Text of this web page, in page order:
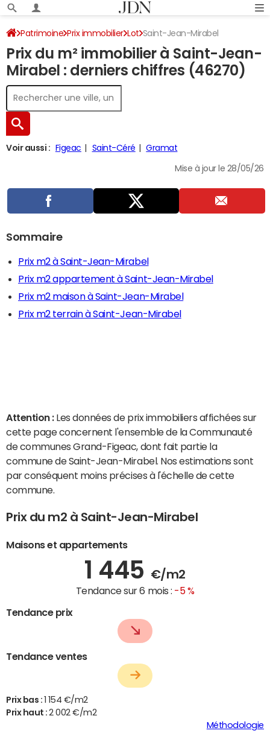
Patrimoine Prix immobilier Lot Saint-Jean-Mirabel
Prix du m² immobilier à Saint-Jean-
Mirabel : derniers chiffres (46270)
Voir aussi : Figeac Saint-Céré Gramat
Mise à jour le 28/05/26
Sommaire
Prix m2 à Saint-Jean-Mirabel
Prix m2 appartement à Saint-Jean-Mirabel
Prix m2 maison à Saint-Jean-Mirabel
Prix m2 terrain à Saint-Jean-Mirabel
Attention : Les données de prix immobiliers affichées sur
cette page concernent l'ensemble de la Communauté
de communes Grand-Figeac, dont fait partie la
commune de Saint-Jean-Mirabel. Nos estimations sont
par conséquent moins précises à l'échelle de cette
commune.
Prix du m2 à Saint-Jean-Mirabel
Maisons et appartements
1 445 €/m2
Tendance sur 6 mois : -5 %
Tendance prix
Tendance ventes
Prix bas :
1 154 €/m2
Prix haut :2 002 €/m2
Méthodologie